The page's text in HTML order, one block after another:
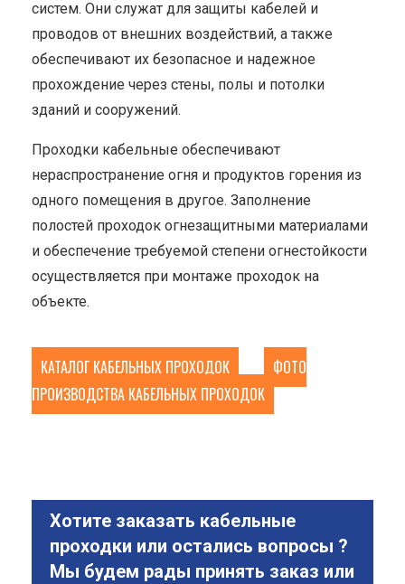
систем. Они служат для защиты кабелей и
проводов от внешних воздействий, а также
обеспечивают их безопасное и надежное
прохождение через стены, полы и потолки
зданий и сооружений.
Проходки кабельные обеспечивают
нераспространение огня и продуктов горения из
одного помещения в другое. Заполнение
полостей проходок огнезащитными материалами
и обеспечение требуемой степени огнестойкости
осуществляется при монтаже проходок на
объекте.
КАТАЛОГ КАБЕЛЬНЫХ ПРОХОДОК
ФОТО
ПРОИЗВОДСТВА КАБЕЛЬНЫХ ПРОХОДОК
Хотите заказать кабельные
проходки или остались вопросы ?
Мы будем рады принять заказ или